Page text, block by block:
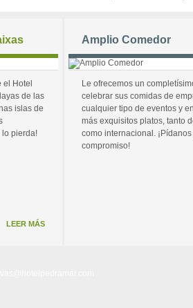
Hotel
de las
islas de
lo pierda!
LEER MÁS
Amplio Comedor
Le ofrecemos un
celebrar sus comidas de
cualquier tipo de eventos y
más exquisitos platos, tanto
como internacional.
compromiso!